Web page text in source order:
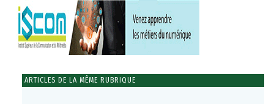
ARTICLES DE LA MÊME RUBRIQUE